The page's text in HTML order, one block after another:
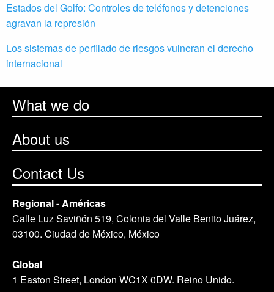
Estados del Golfo: Controles de teléfonos y detenciones
agravan la represión
Los sistemas de perfilado de riesgos vulneran el derecho
internacional
What we do
About us
Contact Us
Regional - Américas
Calle Luz Saviñón 519, Colonia del Valle Benito Juárez,
03100. Ciudad de México, México
Global
1 Easton Street, London WC1X 0DW. Reino Unido.